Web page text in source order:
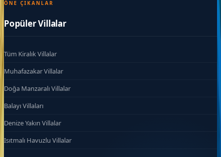
ÖNE ÇIKANLAR
Popüler Villalar
Tüm Kiralık Villalar
Muhafazakar Villalar
Doğa Manzaralı Villalar
Balayı Villaları
Denize Yakın Villalar
Isıtmalı Havuzlu Villalar